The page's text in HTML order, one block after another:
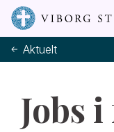
Aktuelt
Jobs